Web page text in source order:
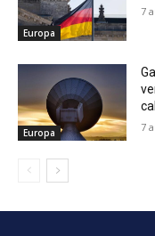
Europa
7
Europa 7